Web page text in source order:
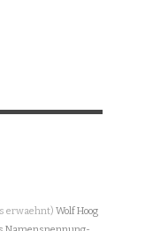
erwaehnt) Wolf Hoog